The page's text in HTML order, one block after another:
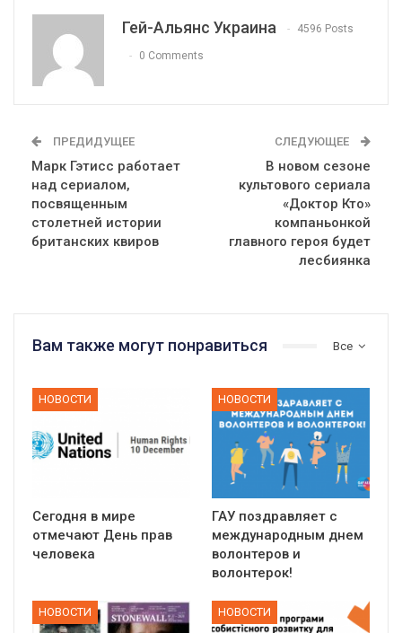
Гей-Альянс Украина 4596 Posts
0 Comments
ПРЕДИДУЩЕЕ
Марк Гэтисс работает
над сериалом,
посвященным
столетней истории
британских квиров
СЛЕДУЮЩЕЕ
В новом сезоне
культового сериала
«Доктор Кто»
компаньонкой
главного героя будет
лесбиянка
Все
Вам также могут понравиться
НОВОСТИ
Сегодня в мире
отмечают День прав
человека
НОВОСТИ
ГАУ поздравляет с
международным днем
волонтеров и
волонтерок!
НОВОСТИ НОВОСТИ